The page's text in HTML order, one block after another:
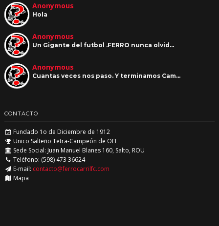
Anonymous
Hola
Anonymous
Un Gigante del futbol .FERRO nunca olvid…
Anonymous
Cuantas veces nos paso. Y terminamos Cam…
CONTACTO
Fundado 1o de Diciembre de 1912
Unico Salteño Tetra-Campeón de OFI
Sede Social: Juan Manuel Blanes 160, Salto, ROU
Teléfono: (598) 473 36624
E-mail: contacto@ferrocarrilfc.com
Mapa